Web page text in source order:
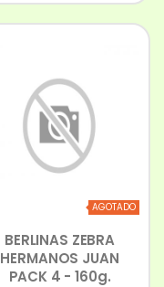
AGOTADO
BERLINAS ZEBRA
HERMANOS JUAN
PACK 4 - 160g.